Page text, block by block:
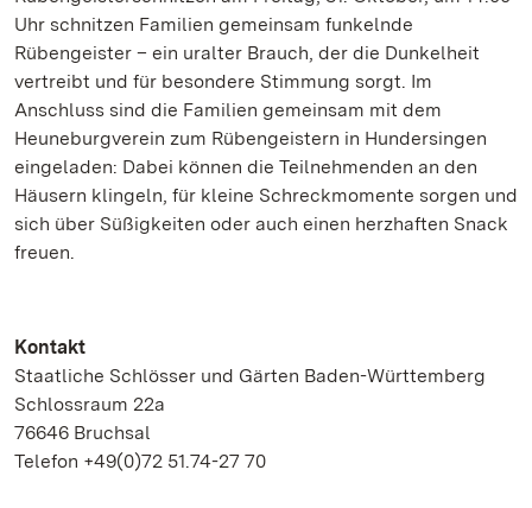
Uhr schnitzen Familien gemeinsam funkelnde
Rübengeister – ein uralter Brauch, der die Dunkelheit
vertreibt und für besondere Stimmung sorgt. Im
Anschluss sind die Familien gemeinsam mit dem
Heuneburgverein zum Rübengeistern in Hundersingen
eingeladen: Dabei können die Teilnehmenden an den
Häusern klingeln, für kleine Schreckmomente sorgen und
sich über Süßigkeiten oder auch einen herzhaften Snack
freuen.
Kontakt
Staatliche Schlösser und Gärten Baden-Württemberg
Schlossraum 22a
76646 Bruchsal
Telefon +49(0)72 51.74-27 70